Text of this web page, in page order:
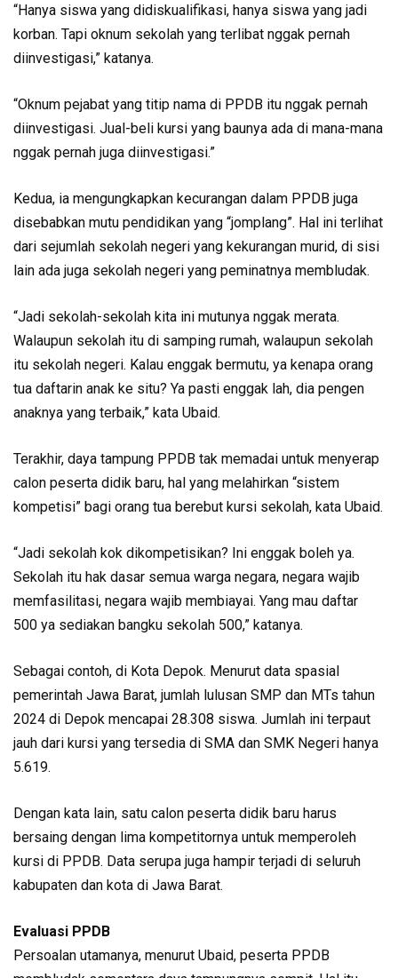
“Hanya siswa yang didiskualifikasi, hanya siswa yang jadi
korban. Tapi oknum sekolah yang terlibat nggak pernah
diinvestigasi,” katanya.
“Oknum pejabat yang titip nama di PPDB itu nggak pernah
diinvestigasi. Jual-beli kursi yang baunya ada di mana-mana
nggak pernah juga diinvestigasi.”
Kedua, ia mengungkapkan kecurangan dalam PPDB juga
disebabkan mutu pendidikan yang “jomplang”. Hal ini terlihat
dari sejumlah sekolah negeri yang kekurangan murid, di sisi
lain ada juga sekolah negeri yang peminatnya membludak.
“Jadi sekolah-sekolah kita ini mutunya nggak merata.
Walaupun sekolah itu di samping rumah, walaupun sekolah
itu sekolah negeri. Kalau enggak bermutu, ya kenapa orang
tua daftarin anak ke situ? Ya pasti enggak lah, dia pengen
anaknya yang terbaik,” kata Ubaid.
Terakhir, daya tampung PPDB tak memadai untuk menyerap
calon peserta didik baru, hal yang melahirkan “sistem
kompetisi” bagi orang tua berebut kursi sekolah, kata Ubaid.
“Jadi sekolah kok dikompetisikan? Ini enggak boleh ya.
Sekolah itu hak dasar semua warga negara, negara wajib
memfasilitasi, negara wajib membiayai. Yang mau daftar
500 ya sediakan bangku sekolah 500,” katanya.
Sebagai contoh, di Kota Depok. Menurut data spasial
pemerintah Jawa Barat, jumlah lulusan SMP dan MTs tahun
2024 di Depok mencapai 28.308 siswa. Jumlah ini terpaut
jauh dari kursi yang tersedia di SMA dan SMK Negeri hanya
5.619.
Dengan kata lain, satu calon peserta didik baru harus
bersaing dengan lima kompetitornya untuk memperoleh
kursi di PPDB. Data serupa juga hampir terjadi di seluruh
kabupaten dan kota di Jawa Barat.
Evaluasi PPDB
Persoalan utamanya, menurut Ubaid, peserta PPDB